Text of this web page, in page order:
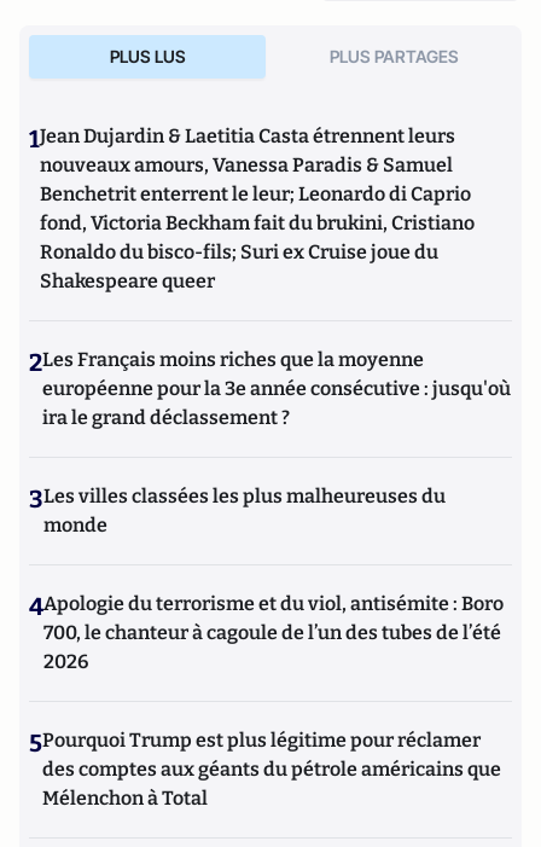
PLUS LUS PLUS PARTAGES
1Jean Dujardin & Laetitia Casta étrennent leurs
nouveaux amours, Vanessa Paradis & Samuel
Benchetrit enterrent le leur; Leonardo di Caprio
fond, Victoria Beckham fait du brukini, Cristiano
Ronaldo du bisco-fils; Suri ex Cruise joue du
Shakespeare queer
2Les Français moins riches que la moyenne
européenne pour la 3e année consécutive : jusqu'où
ira le grand déclassement ?
3Les villes classées les plus malheureuses du
monde
4Apologie du terrorisme et du viol, antisémite : Boro
700, le chanteur à cagoule de l’un des tubes de l’été
2026
5Pourquoi Trump est plus légitime pour réclamer
des comptes aux géants du pétrole américains que
Mélenchon à Total